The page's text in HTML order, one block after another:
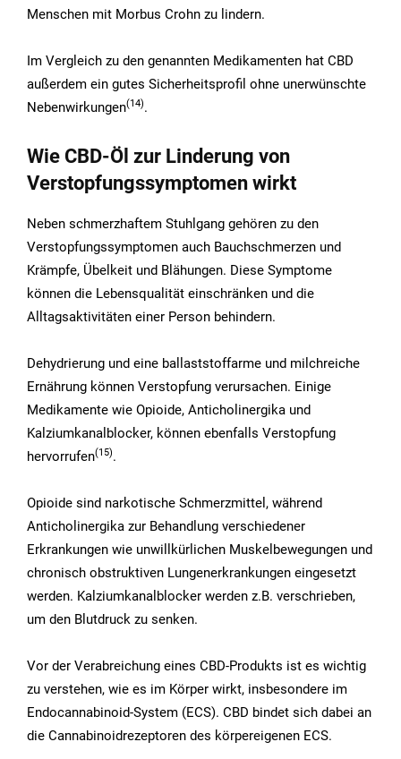
Menschen mit Morbus Crohn zu lindern.
Im Vergleich zu den genannten Medikamenten hat CBD
außerdem ein gutes Sicherheitsprofil ohne unerwünschte
Nebenwirkungen(14).
Wie CBD-Öl zur Linderung von
Verstopfungssymptomen wirkt
Neben schmerzhaftem Stuhlgang gehören zu den
Verstopfungssymptomen auch Bauchschmerzen und
Krämpfe, Übelkeit und Blähungen. Diese Symptome
können die Lebensqualität einschränken und die
Alltagsaktivitäten einer Person behindern.
Dehydrierung und eine ballaststoffarme und milchreiche
Ernährung können Verstopfung verursachen. Einige
Medikamente wie Opioide, Anticholinergika und
Kalziumkanalblocker, können ebenfalls Verstopfung
hervorrufen(15).
Opioide sind narkotische Schmerzmittel, während
Anticholinergika zur Behandlung verschiedener
Erkrankungen wie unwillkürlichen Muskelbewegungen und
chronisch obstruktiven Lungenerkrankungen eingesetzt
werden. Kalziumkanalblocker werden z.B. verschrieben,
um den Blutdruck zu senken.
Vor der Verabreichung eines CBD-Produkts ist es wichtig
zu verstehen, wie es im Körper wirkt, insbesondere im
Endocannabinoid-System (ECS). CBD bindet sich dabei an
die Cannabinoidrezeptoren des körpereigenen ECS.